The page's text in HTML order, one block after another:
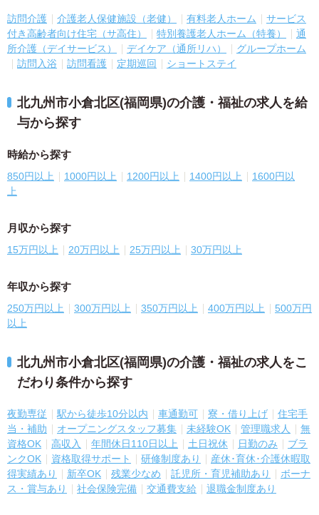
訪問介護 介護老人保健施設（老健） 有料老人ホーム
サービス
付き高齢者向け住宅（サ高住）
特別養護老人ホーム（特養）
通
所介護（デイサービス）
デイケア（通所リハ）
グループホーム
訪問入浴
訪問看護 定期巡回 ショートステイ
北九州市小倉北区(福岡県)の介護・福祉の求人を給
与から探す
時給から探す
850円以上 1000円以上 1200円以上 1400円以上
1600円以
上
月収から探す
15万円以上 20万円以上 25万円以上 30万円以上
年収から探す
250万円以上 300万円以上 350万円以上 400万円以上
500万円
以上
北九州市小倉北区(福岡県)の介護・福祉の求人をこ
だわり条件から探す
夜勤専従 駅から徒歩10分以内 車通勤可 寮・借り上げ
住宅手
当・補助
オープニングスタッフ募集 未経験OK 管理職求人
無
資格OK
高収入 年間休日110日以上 土日祝休 日勤のみ
ブラ
ンクOK
資格取得サポート 研修制度あり
産休･育休･介護休暇取
得実績あり
新卒OK 残業少なめ 託児所・育児補助あり
ボーナ
ス・賞与あり
社会保険完備 交通費支給 退職金制度あり